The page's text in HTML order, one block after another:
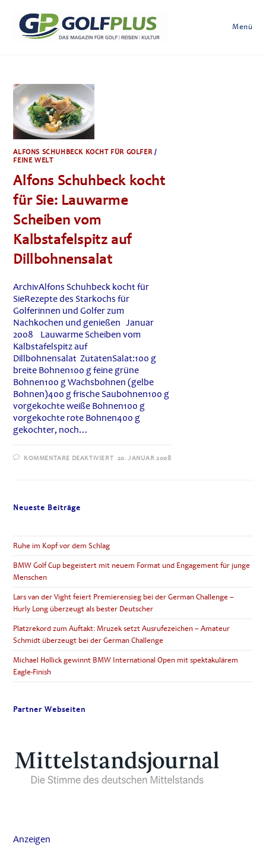
springen
Menü
ALFONS SCHUHBECK KOCHT FÜR GOLFER/
FEINE WELT
Alfons Schuhbeck kocht
für Sie: Lauwarme
Scheiben vom
Kalbstafelspitz auf
Dillbohnensalat
ArchivAlfons Schuhbeck kocht für
SieRezepte des Starkochs für
Golferinnen und Golfer zum
Nachkochen und genießen Januar
2008 Lauwarme Scheiben vom
Kalbstafelspitz auf
Dillbohnensalat ZutatenSalat:100 g
breite Bohnen100 g feine grüne
Bohnen100 g Wachsbohnen (gelbe
Bohnen)400 g frische Saubohnen100 g
vorgekochte weiße Bohnen100 g
vorgekochte rote Bohnen400 g
gekochter, noch…
KOMMENTARE DEAKTIVIERTFÜR
20. JANUAR 2008
Neueste Beiträge
Ruhe im Kopf vor dem Schlag
BMW Golf Cup begeistert mit neuem Format und Engagement für junge
Menschen
Lars van der Vight feiert Premierensieg bei der German Challenge –
Hurly Long überzeugt als bester Deutscher
Platzrekord zum Auftakt: Mruzek setzt Ausrufezeichen – Amateur
Schmidt überzeugt bei der German Challenge
Michael Hollick gewinnt BMW International Open mit spektakulärem
Eagle-Finish
Partner Webseiten
Anzeigen